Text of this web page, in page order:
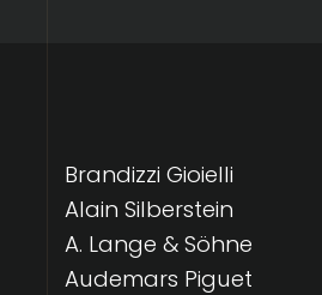
Brandizzi Gioielli
Alain Silberstein
A. Lange & Söhne
Audemars Piguet